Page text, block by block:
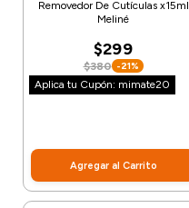
Removedor De Cutículas x15ml
Meliné
$299
$380 -21%
Aplica tu Cupón: mimate20
Agregar al Carrito